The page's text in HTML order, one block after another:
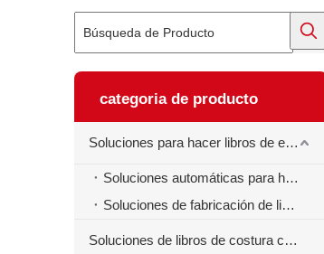
categoria de producto
Soluciones para hacer libros de ejercicios
Soluciones automáticas para hacer libros de ejercicios
Soluciones de fabricación de libros de ejercicios semiautomáticos
Soluciones de libros de costura centrales